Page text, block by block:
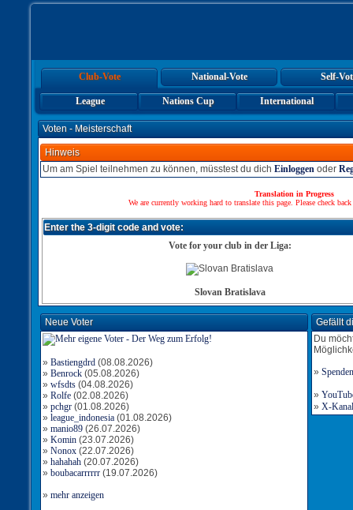
Club-Vote National-Vote Self-
League Nations Cup International
Voten - Meisterschaft
Hinweis
Um am Spiel teilnehmen zu können, müsstest du dich Einloggen oder
Translation in Progress
We are currently working hard to translate this page. Please check
Enter the 3-digit code and vote:
Vote for your club in der Liga:
Slovan Bratislava
Neue Voter
» Bastiengdrd (08.08.2026)
» Benrock (05.08.2026)
» wfsdts (04.08.2026)
» Rolfe (02.08.2026)
» pchgr (01.08.2026)
» league_indonesia (01.08.2026)
» manio89 (26.07.2026)
» Komin (23.07.2026)
» Nonox (22.07.2026)
» hahahah (20.07.2026)
» boubacarrrrrr (19.07.2026)
» mehr anzeigen
Gefällt
Du
» Spenden
»
» X-